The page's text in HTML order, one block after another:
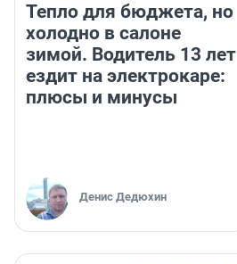
Тепло для бюджета, но
холодно в салоне
зимой. Водитель 13 лет
ездит на электрокаре:
плюсы и минусы
Денис Дедюхин